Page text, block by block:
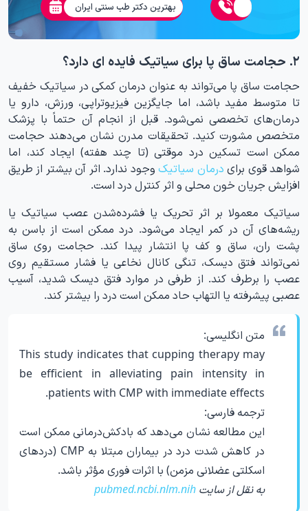
بهترین دکتر طب سنتی ایران
۲. حجامت ساق پا برای سیاتیک فایده ای دارد؟
حجامت ساق پا می‌تواند به عنوان درمان کمکی در سیاتیک خفیف
تا متوسط مفید باشد، اما جایگزین فیزیوتراپی، ورزش، دارو یا
درمان‌های تخصصی نمی‌شود. قبل از انجام آن حتماً با پزشک
متخصص مشورت کنید. تحقیقات مدرن نشان می‌دهند حجامت
ممکن است تسکین درد موقتی (تا چند هفته) ایجاد کند، اما
شواهد قوی برای درمان سیاتیکوجود ندارد. اثر آن بیشتر از طریق
افزایش جریان خون محلی و اثر کنترل درد است.
سیاتیک معمولا بر اثر تحریک یا فشرده‌شدن عصب سیاتیک یا
ریشه‌های آن در کمر ایجاد می‌شود. درد ممکن است از باسن به
پشت ران، ساق و کف پا انتشار پیدا کند. حجامت روی ساق
نمی‌تواند فتق دیسک، تنگی کانال نخاعی یا فشار مستقیم روی
عصب را برطرف کند. از طرفی در موارد فتق دیسک شدید، آسیب
عصبی پیشرفته یا التهاب حاد ممکن است درد را بیشتر کند.
متن انگلیسی:
This study indicates that cupping therapy may
be efficient in alleviating pain intensity in
patients with CMP with immediate effects.
ترجمه فارسی:
این مطالعه نشان می‌دهد که بادکش‌درمانی ممکن است
در کاهش شدت درد در بیماران مبتلا به CMP (دردهای
اسکلتی عضلانی مزمن) با اثرات فوری مؤثر باشد.
به نقل از سایت pubmed.ncbi.nlm.nih